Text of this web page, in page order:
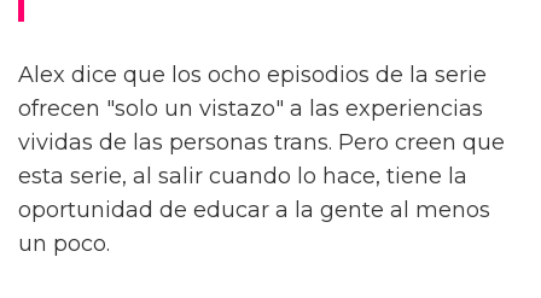
Alex dice que los ocho episodios de la serie
ofrecen "solo un vistazo" a las experiencias
vividas de las personas trans. Pero creen que
esta serie, al salir cuando lo hace, tiene la
oportunidad de educar a la gente al menos
un poco.